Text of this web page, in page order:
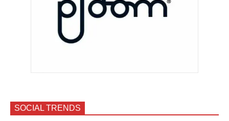
SOCIAL TRENDS